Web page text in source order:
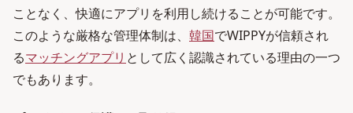
ことなく、快適にアプリを利用し続けることが可能です。
このような厳格な管理体制は、 韓国でWIPPYが信頼され
るマッチングアプリ として広く認識されている理由の一つ
でもあります。